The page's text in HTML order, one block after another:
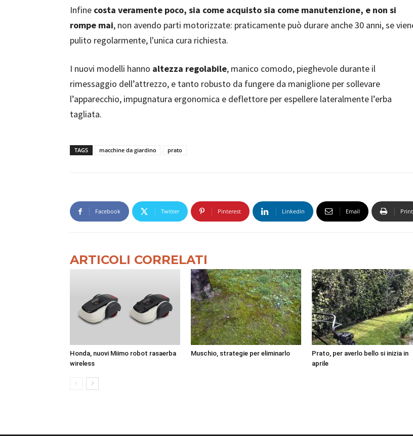
Infine costa veramente poco, sia come acquisto sia come manutenzione, e non si
rompe mai, non avendo parti motorizzate: praticamente può durare anche 30 anni, se
pulito regolarmente, l'unica cura richiesta.
I nuovi modelli hanno altezza regolabile, manico comodo, pieghevole durante il
rimessaggio dell’attrezzo, e tanto robusto da fungere da maniglione per sollevare
l’apparecchio, impugnatura ergonomica e deflettore per espellere lateralmente l’erba
tagliata.
TAGS macchine da giardino prato
Facebook Twitter Pinterest Linkedin Email Print
ARTICOLI CORRELATI
Honda, nuovi Miimo robot rasaerba
wireless
Muschio, strategie per eliminarlo
Prato, per averlo bello si inizia in
aprile